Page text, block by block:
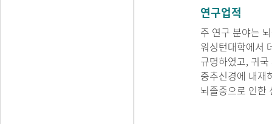
연구업적
주 연구 분야는
워싱턴대학에서
규명하였고, 귀
중추신경에 내재
뇌졸중으로 인한